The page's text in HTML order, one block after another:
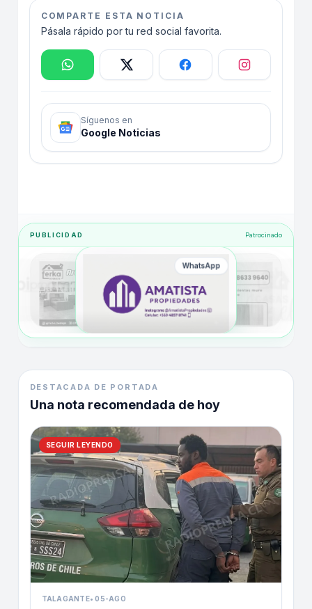
COMPARTE ESTA NOTICIA
Pásala rápido por tu red social favorita.
Síguenos en
Google Noticias
PUBLICIDAD Patrocinado
WhatsApp
DESTACADA DE PORTADA
Una nota recomendada de hoy
SEGUIR LEYENDO
TALAGANTE•05-AGO